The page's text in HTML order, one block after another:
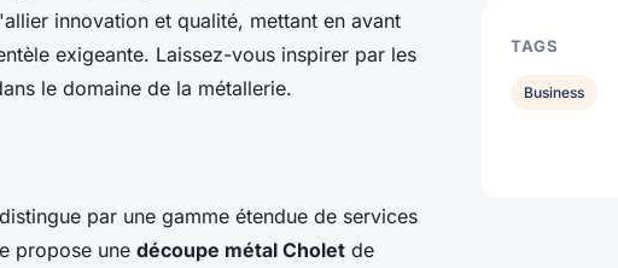
innovation et qualité, mettant en avant
exigeante. Laissez-vous inspirer par les
le domaine de la métallerie.
par une gamme étendue de services
propose une découpe métal Cholet de
TAGS
Business